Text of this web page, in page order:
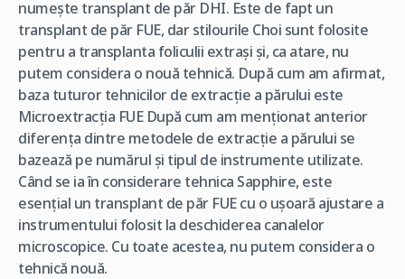
numește transplant de păr DHI. Este de fapt un
transplant de păr FUE, dar stilourile Choi sunt folosite
pentru a transplanta foliculii extrași și, ca atare, nu
putem considera o nouă tehnică. După cum am afirmat,
baza tuturor tehnicilor de extracție a părului este
Microextracția FUE După cum am menționat anterior
diferența dintre metodele de extracție a părului se
bazează pe numărul și tipul de instrumente utilizate.
Când se ia în considerare tehnica Sapphire, este
esențial un transplant de păr FUE cu o ușoară ajustare a
instrumentului folosit la deschiderea canalelor
microscopice. Cu toate acestea, nu putem considera o
tehnică nouă.